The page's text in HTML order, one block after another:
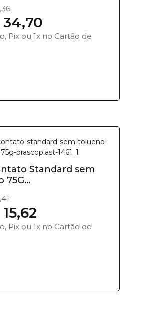
34,70
Pix ou 1x no Cartão de
Standard sem
75G...
Pix ou 1x no Cartão de